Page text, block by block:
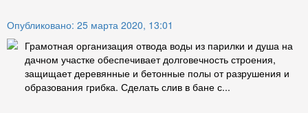
Опубликовано: 25 марта 2020, 13:01
Грамотная организация отвода воды из парилки и душа на
дачном участке обеспечивает долговечность строения,
защищает деревянные и бетонные полы от разрушения и
образования грибка. Сделать слив в бане с...